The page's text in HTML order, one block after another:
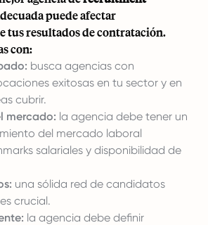
puede afectar
tus resultados de contratación.
con:
busca agencias con
exitosas en tu sector y en
cubrir.
mercado: la agencia debe tener un
del mercado laboral
salariales y disponibilidad de
una sólida red de candidatos
crucial.
la agencia debe definir